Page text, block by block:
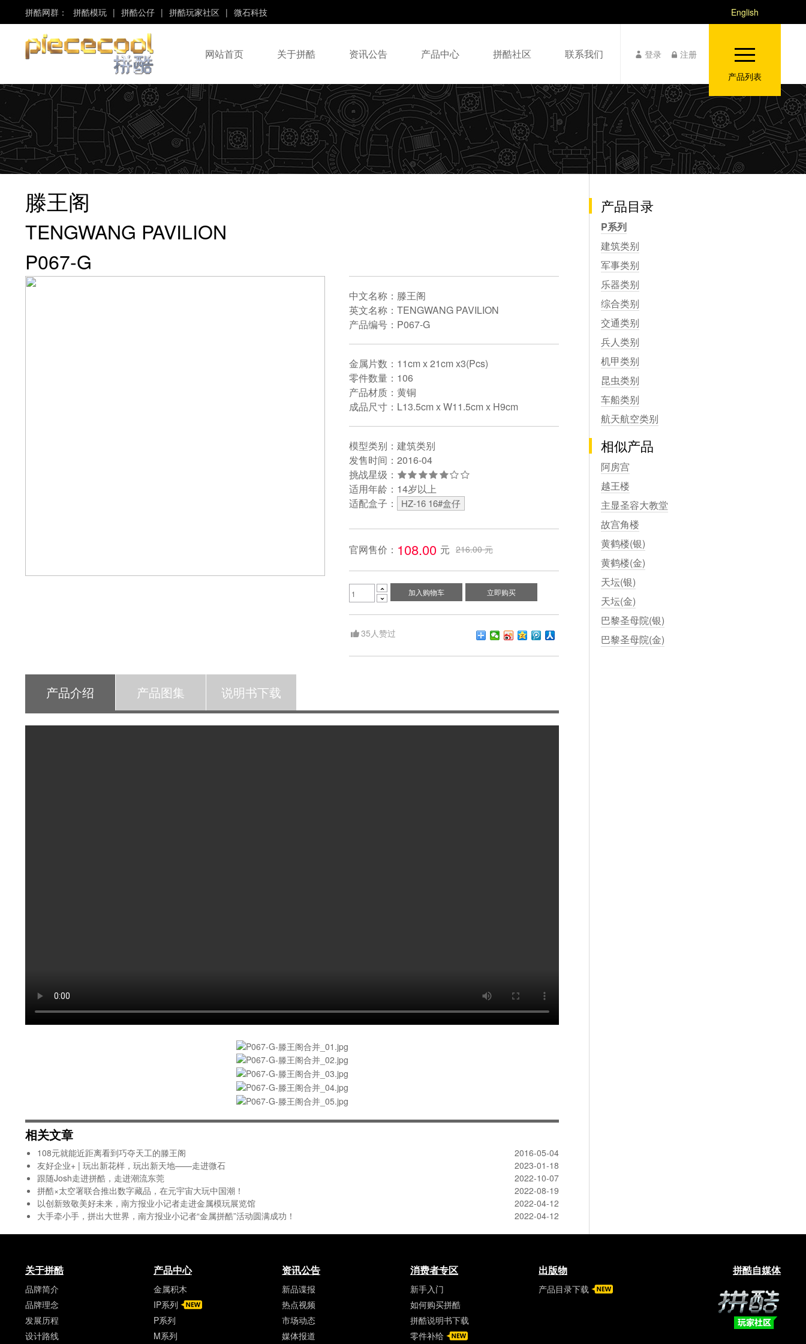
拼酷网群： 拼酷模玩 | 拼酷公仔 | 拼酷玩家社区 | 微石科技 English
“Piececool”、“拼酷”
是“微石科技”旗下品牌！
网站首页 关于拼酷 资讯公告 产品中心 拼酷社区 联系我们 登录
注册
产品列表
滕王阁
TENGWANG PAVILION
P067-G
中文名称：滕王阁
英文名称：TENGWANG PAVILION
产品编号：P067-G
金属片数：11cm x 21cm x3(Pcs)
零件数量：106
产品材质：黄铜
成品尺寸：L13.5cm x W11.5cm x H9cm
模型类别：建筑类别
发售时间：2016-04
挑战星级：
适用年龄：14岁以上
适配盒子：
HZ-16 16#盒仔
官网售价： 108.00 元 216.00 元


加入购物车 立即购买
35 人赞过
产品介绍 产品图集 说明书下载
相关文章
2016-05-04
108元就能近距离看到巧夺天工的滕王阁
2023-01-18
友好企业+ | 玩出新花样，玩出新天地——走进微石
2022-10-07
跟随Josh走进拼酷，走进潮流东莞
2022-08-19
拼酷×太空署联合推出数字藏品，在元宇宙大玩中国潮！
2022-04-12
以创新致敬美好未来，南方报业小记者走进金属模玩展览馆
2022-04-12
大手牵小手，拼出大世界，南方报业小记者“金属拼酷”活动圆满成功！
产品目录
P系列
建筑类别
军事类别
乐器类别
综合类别
交通类别
兵人类别
机甲类别
昆虫类别
车船类别
航天航空类别
相似产品
阿房宫
越王楼
主显圣容大教堂
故宫角楼
黄鹤楼(银)
黄鹤楼(金)
天坛(银)
天坛(金)
巴黎圣母院(银)
巴黎圣母院(金)
关于拼酷
品牌简介
品牌理念
发展历程
设计路线
产品中心
金属积木
IP系列
P系列
M系列
资讯公告
新品谍报
热点视频
市场动态
媒体报道
消费者专区
新手入门
如何购买拼酷
拼酷说明书下载
零件补给
出版物
产品目录下载
拼酷自媒体